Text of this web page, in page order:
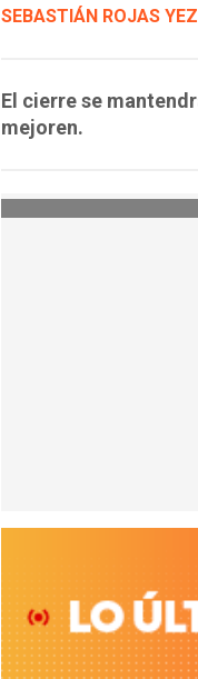
SEBASTIÁN ROJAS
El cierre se
mejoren.